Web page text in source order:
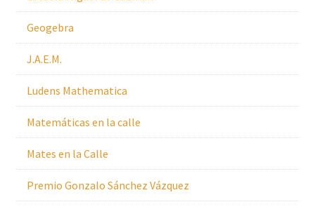
Geogebra
J.A.E.M.
Ludens Mathematica
Matemáticas en la calle
Mates en la Calle
Premio Gonzalo Sánchez Vázquez